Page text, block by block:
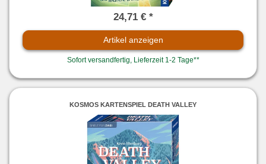
24,71 € *
Artikel anzeigen
Sofort versandfertig, Lieferzeit 1-2 Tage**
KOSMOS KARTENSPIEL DEATH VALLEY